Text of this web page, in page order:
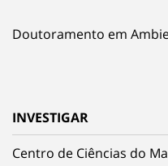
Doutoramento em
INVESTIGAR
Centro de Ciências do